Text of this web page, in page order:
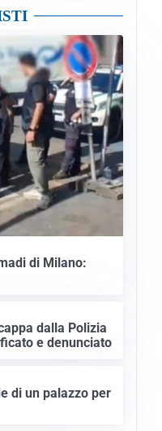
di Milano:
dalla Polizia
e denunciato
di un palazzo per